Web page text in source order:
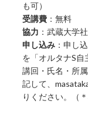
も可）
受講費 ：無料
協力 ：武蔵大学
申し込み ：申し
を「オルタナS
講回・氏名・所
記して、
りください。（